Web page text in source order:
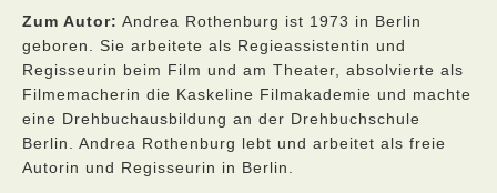
Zum Autor: Andrea Rothenburg ist 1973 in Berlin
geboren. Sie arbeitete als Regieassistentin und
Regisseurin beim Film und am Theater, absolvierte als
Filmemacherin die Kaskeline Filmakademie und machte
eine Drehbuchausbildung an der Drehbuchschule
Berlin. Andrea Rothenburg lebt und arbeitet als freie
Autorin und Regisseurin in Berlin.